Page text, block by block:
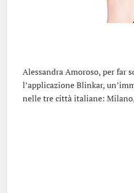
Alessandra Amoroso, per far
l’applicazione Blinkar,
nelle tre città italiane: Milano,